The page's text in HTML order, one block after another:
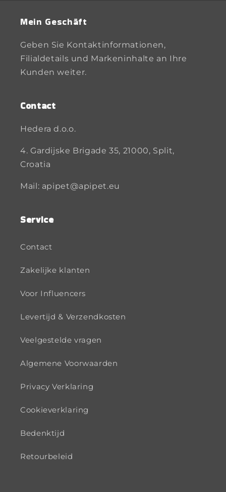
Mein Geschäft
Geben Sie Kontaktinformationen,
Filialdetails und Markeninhalte an Ihre
Kunden weiter.
Contact
Hedera d.o.o.
4. Gardijske Brigade 35, 21000, Split,
Croatia
Mail: apipet@apipet.eu
Service
Contact
Zakelijke klanten
Voor Influencers
Levertijd & Verzendkosten
Veelgestelde vragen
Algemene Voorwaarden
Privacy Verklaring
Cookieverklaring
Bedenktijd
Retourbeleid